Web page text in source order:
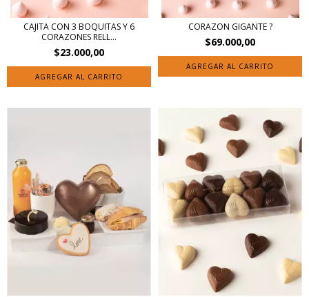
CAJITA CON 3 BOQUITAS Y 6
CORAZONES RELL...
$23.000,00
CORAZON GIGANTE ?
$69.000,00